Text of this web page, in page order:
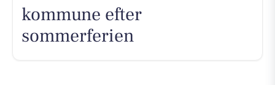
kommune efter
sommerferien